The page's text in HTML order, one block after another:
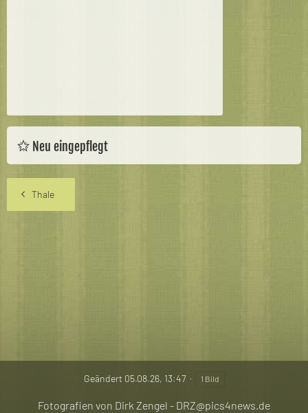
Neu eingepflegt
Thale
Geändert 05.08.26, 13:47 1 Bild
Fotografien von Dirk Zengel - DRZ@pics4news.de